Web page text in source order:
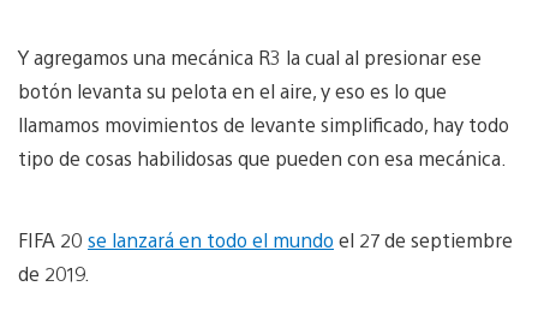
Y agregamos una mecánica R3 la cual al presionar ese
botón levanta su pelota en el aire, y eso es lo que
llamamos movimientos de levante simplificado, hay todo
tipo de cosas habilidosas que pueden con esa mecánica.
FIFA 20 se lanzará en todo el mundo el 27 de septiembre
de 2019.